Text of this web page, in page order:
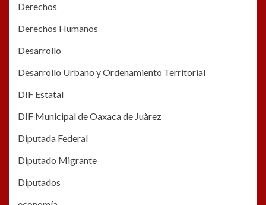
Derechos
Derechos Humanos
Desarrollo
Desarrollo Urbano y Ordenamiento Territorial
DIF Estatal
DIF Municipal de Oaxaca de Juàrez
Diputada Federal
Diputado Migrante
Diputados